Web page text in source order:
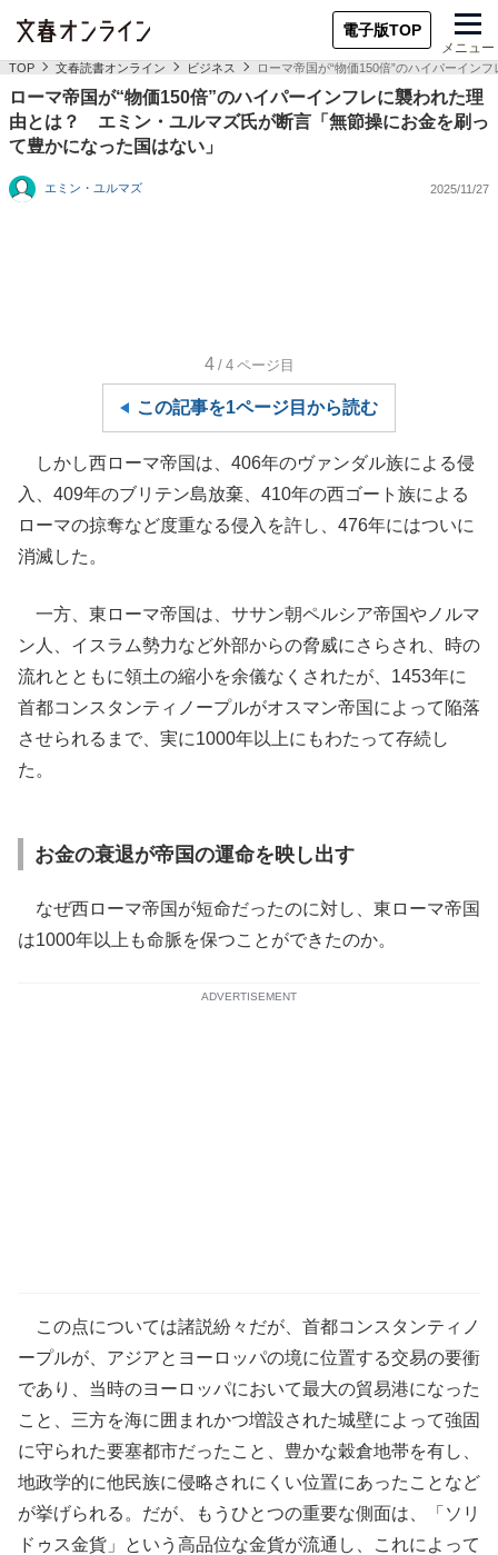
電子版TOP
メニュー
TOP 文春読書オンライン ビジネス ローマ帝国が“物価150倍”のハイパーイン
ローマ帝国が“物価150倍”のハイパーインフレに襲われた理
由とは？ エミン・ユルマズ氏が断言「無節操にお金を刷っ
て豊かになった国はない」
エミン・ユルマズ 2025/11/27
4 /4 ページ目
この記事を1ページ目から読む
しかし西ローマ帝国は、406年のヴァンダル族による侵
入、409年のブリテン島放棄、410年の西ゴート族による
ローマの掠奪など度重なる侵入を許し、476年にはついに
消滅した。
一方、東ローマ帝国は、ササン朝ペルシア帝国やノルマ
ン人、イスラム勢力など外部からの脅威にさらされ、時の
流れとともに領土の縮小を余儀なくされたが、1453年に
首都コンスタンティノープルがオスマン帝国によって陥落
させられるまで、実に1000年以上にもわたって存続し
た。
お金の衰退が帝国の運命を映し出す
なぜ西ローマ帝国が短命だったのに対し、東ローマ帝国
は1000年以上も命脈を保つことができたのか。
ADVERTISEMENT
この点については諸説紛々だが、首都コンスタンティノ
ープルが、アジアとヨーロッパの境に位置する交易の要衝
であり、当時のヨーロッパにおいて最大の貿易港になった
こと、三方を海に囲まれかつ増設された城壁によって強固
に守られた要塞都市だったこと、豊かな穀倉地帯を有し、
地政学的に他民族に侵略されにくい位置にあったことなど
が挙げられる。だが、もうひとつの重要な側面は、「ソリ
ドゥス金貨」という高品位な金貨が流通し、これによって